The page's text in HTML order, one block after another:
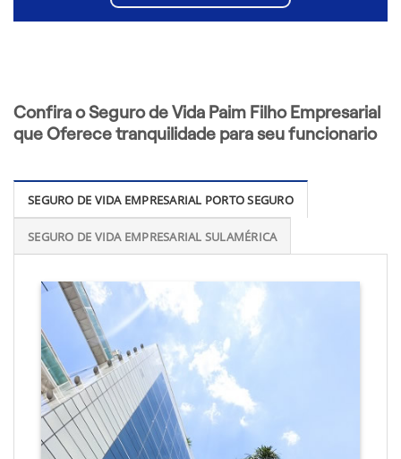
Confira o Seguro de Vida Paim Filho Empresarial
que Oferece tranquilidade para seu funcionario
SEGURO DE VIDA EMPRESARIAL PORTO SEGURO
SEGURO DE VIDA EMPRESARIAL SULAMÉRICA